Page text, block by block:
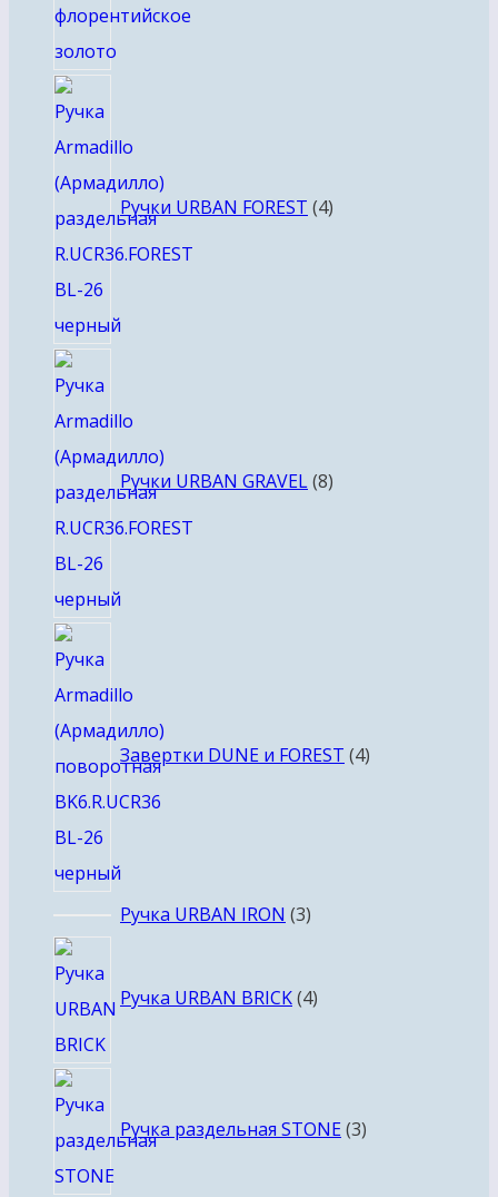
Ручки URBAN FOREST 4
Ручки URBAN GRAVEL 8
Завертки DUNE и FOREST 4
Ручка URBAN IRON 33
Ручка URBAN BRICK 4товара
Ручка раздельная STONE 3товара